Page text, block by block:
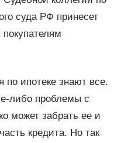
суда РФ принесет
по ипотеке знают все.
либо проблемы с
может забрать ее и
кредита. Но так